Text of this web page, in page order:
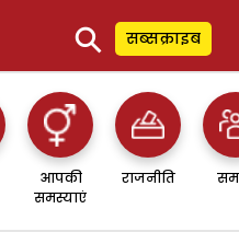
⚲ सब्सक्राइब
आपकी
समस्याएं
राजनीति